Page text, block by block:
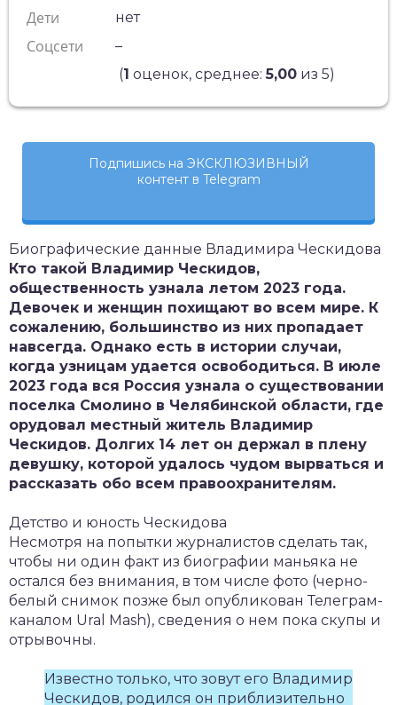
Дети нет
Соцсети
–
(1 оценок, среднее:5,00 из 5)
Подпишись на ЭКСКЛЮЗИВНЫЙ
контент в Telegram
Биографические данные Владимира Ческидова
Кто такой Владимир Ческидов,
общественность узнала летом 2023 года.
Девочек и женщин похищают во всем мире. К
сожалению, большинство из них пропадает
навсегда. Однако есть в истории случаи,
когда узницам удается освободиться. В июле
2023 года вся Россия узнала о существовании
поселка Смолино в Челябинской области, где
орудовал местный житель Владимир
Ческидов. Долгих 14 лет он держал в плену
девушку, которой удалось чудом вырваться и
рассказать обо всем правоохранителям.
Детство и юность Ческидова
Несмотря на попытки журналистов сделать так,
чтобы ни один факт из биографии маньяка не
остался без внимания, в том числе фото (черно-
белый снимок позже был опубликован Телеграм-
каналом Ural Mash), сведения о нем пока скупы и
отрывочны.
Известно только, что зовут его Владимир
Ческидов, родился он приблизительно